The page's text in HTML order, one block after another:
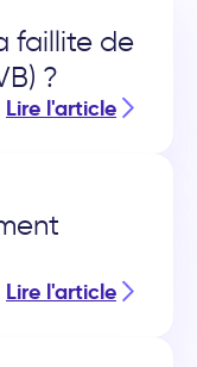
faillite de
?
Lire l'article
Lire l'article